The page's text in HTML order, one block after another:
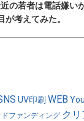
の若者は電話嫌い
が考えてみた。
UV印刷 WEB
ファンディング ク